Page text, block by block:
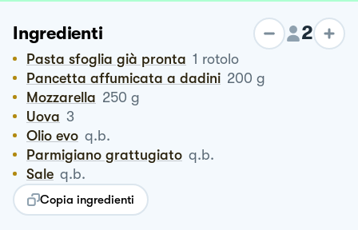
Ingredienti 2
Pasta sfoglia già pronta 1 rotolo
Pancetta affumicata a dadini 200 g
Mozzarella 250 g
Uova 3
Olio evo q.b.
Parmigiano grattugiato q.b.
Sale q.b.
Copia ingredienti